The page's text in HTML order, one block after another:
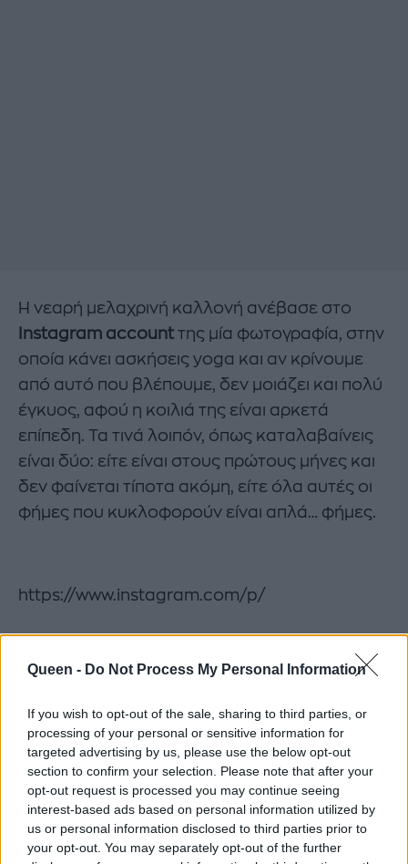
Queen - Do Not Process My Personal Information
If you wish to opt-out of the sale, sharing to third parties, or
processing of your personal or sensitive information for
targeted advertising by us, please use the below opt-out
section to confirm your selection. Please note that after your
opt-out request is processed you may continue seeing
interest-based ads based on personal information utilized by
us or personal information disclosed to third parties prior to
your opt-out. You may separately opt-out of the further
Η νεαρή μελαχρινή καλλονή ανέβασε στο
Instagram account της μία φωτογραφία, στην
οποία κάνει ασκήσεις yoga και αν κρίνουμε
από αυτό που βλέπουμε, δεν μοιάζει και πολύ
έγκυος, αφού η κοιλιά της είναι αρκετά
επίπεδη. Τα τινά λοιπόν, όπως καταλαβαίνεις
είναι δύο: είτε είναι στους πρώτους μήνες και
δεν φαίνεται τίποτα ακόμη, είτε όλα αυτές οι
φήμες που κυκλοφορούν είναι απλά… φήμες.
https://www.instagram.com/p/
Παρ’ όλα αυτά τόσο η ίδια η Χριστίνα Μπόμπα,
επιβεβαιώνουν την είδηση αυτή. Για την ώρα
δηλαδή, γιατί τα πάντα αλλάζουν από στιγμή
σε στιγμή.
ΧΡΙΣΤΙΝΑ ΜΠΟΜΠΑ ΣΑΚΗΣ ΤΑΝΙΜΑΝΙΔΗΣ